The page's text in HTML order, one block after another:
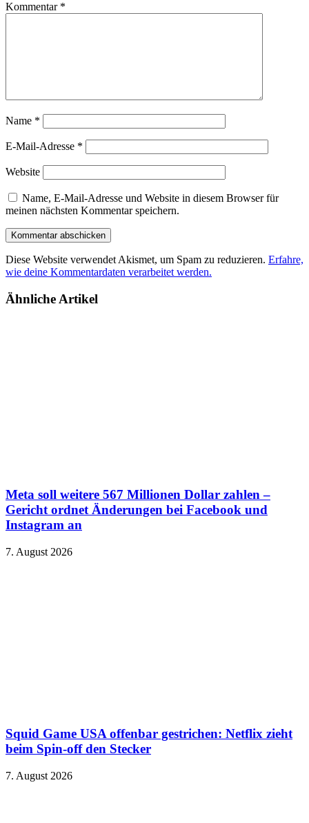
Kommentar *
Name *
E-Mail-Adresse *
Website
Name, E-Mail-Adresse und Website in diesem Browser für
meinen nächsten Kommentar speichern.
Diese Website verwendet Akismet, um Spam zu reduzieren. Erfahre,
wie deine Kommentardaten verarbeitet werden.
Ähnliche Artikel
Meta soll weitere 567 Millionen Dollar zahlen –
Gericht ordnet Änderungen bei Facebook und
Instagram an
7. August 2026
Squid Game USA offenbar gestrichen: Netflix zieht
beim Spin-off den Stecker
7. August 2026